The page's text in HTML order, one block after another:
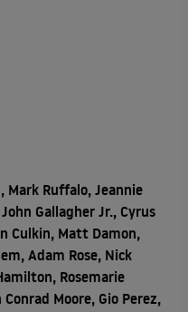
Mark Ruffalo, Jeannie
Gallagher Jr., Cyrus
Culkin, Matt Damon,
Adam Rose, Nick
Rosemarie
Moore, Gio Perez,